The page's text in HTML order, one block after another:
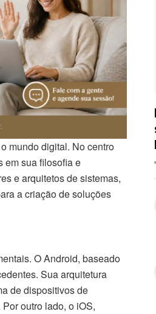
mundo digital. No centro
em sua filosofia e
e arquitetos de sistemas,
a criação de soluções
O Android, baseado
Sua arquitetura
de dispositivos de
outro lado, o iOS,